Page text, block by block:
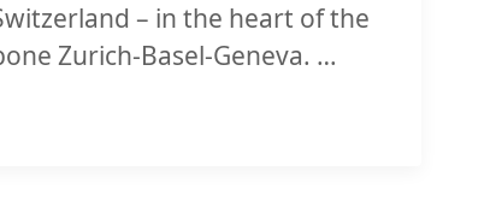
– in the heart of the
Zurich-Basel-Geneva.
einer Rechnung,